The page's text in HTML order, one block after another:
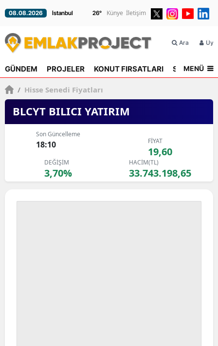
08.08.2026 26° Künye İletişim
Ara
GÜNDEM PROJELER KONUT FIRSATLARI SEKTÖR
MENÜ
/ Hisse Senedi Fiyatları
BLCYT BILICI YATIRIM
Son Güncelleme
18:10 FİYAT
19,60
DEĞİŞİM
3,70%
HACİM(TL)
33.743.198,65